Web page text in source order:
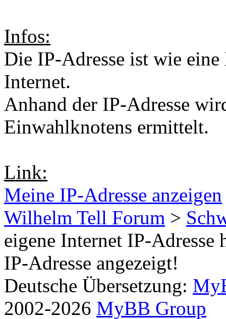
Infos:
Die IP-Adresse ist wie eine
Internet.
Anhand der IP-Adresse
Einwahlknotens ermittelt.
Link:
Meine IP-Adresse anzeigen
Wilhelm Tell Forum >
eigene Internet IP-
IP-Adresse angezeigt!
Deutsche Übersetzung:
2002-2026 MyBB Group